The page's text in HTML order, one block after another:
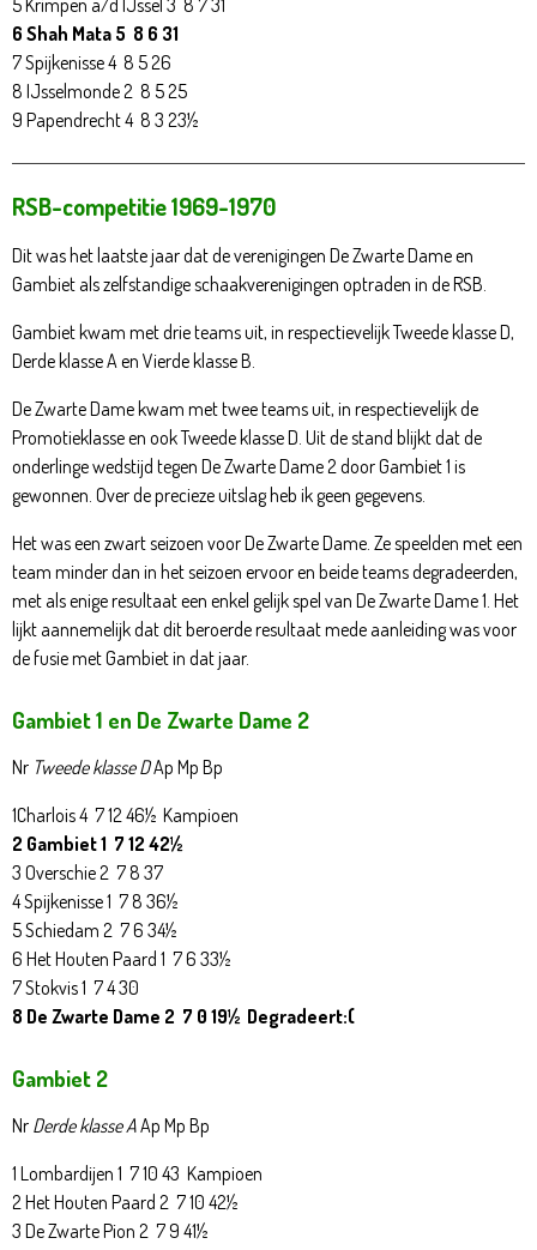
5 Krimpen a/d IJssel 3 8 7 31
6 Shah Mata 5 8 6 31
7 Spijkenisse 4 8 5 26
8 IJsselmonde 2 8 5 25
9 Papendrecht 4 8 3 23½
RSB-competitie 1969-1970
Dit was het laatste jaar dat de verenigingen De Zwarte Dame en
Gambiet als zelfstandige schaakverenigingen optraden in de RSB.
Gambiet kwam met drie teams uit, in respectievelijk Tweede klasse D,
Derde klasse A en Vierde klasse B.
De Zwarte Dame kwam met twee teams uit, in respectievelijk de
Promotieklasse en ook Tweede klasse D. Uit de stand blijkt dat de
onderlinge wedstijd tegen De Zwarte Dame 2 door Gambiet 1 is
gewonnen. Over de precieze uitslag heb ik geen gegevens.
Het was een zwart seizoen voor De Zwarte Dame. Ze speelden met een
team minder dan in het seizoen ervoor en beide teams degradeerden,
met als enige resultaat een enkel gelijk spel van De Zwarte Dame 1. Het
lijkt aannemelijk dat dit beroerde resultaat mede aanleiding was voor
de fusie met Gambiet in dat jaar.
Gambiet 1 en De Zwarte Dame 2
Nr Tweede klasse DAp Mp Bp
1Charlois 4 7 12 46½ Kampioen
2 Gambiet 1 7 12 42½
3 Overschie 2 7 8 37
4 Spijkenisse 1 7 8 36½
5 Schiedam 2 7 6 34½
6 Het Houten Paard 1 7 6 33½
7 Stokvis 1 7 4 30
8 De Zwarte Dame 2 7 0 19½ Degradeert:(
Gambiet 2
Nr Derde klasse AAp Mp Bp
1 Lombardijen 1 7 10 43 Kampioen
2 Het Houten Paard 2 7 10 42½
3 De Zwarte Pion 2 7 9 41½